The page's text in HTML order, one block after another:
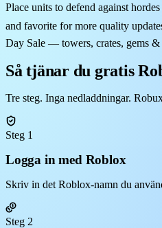
Place units to defend against
and favorite for more quality
Day Sale — towers, crates, gems
Så tjänar du gratis
Tre steg. Inga nedladdningar.
Steg 1
Logga in med Roblox
Skriv in det Roblox-namn du
Steg 2